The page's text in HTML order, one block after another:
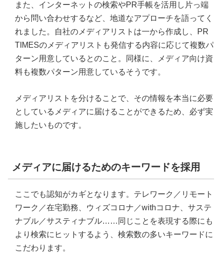
また、インターネットの検索やPR手帳を活用し片っ端
から問い合わせするなど、地道なアプローチを語ってく
れました。自社のメディアリストは一から作成し、PR
TIMESのメディアリストも発信する内容に応じて複数パ
ターン用意しているとのこと。同様に、メディア向け資
料も複数パターン用意しているそうです。
メディアリストを分けることで、その情報を本当に必要
としているメディアに届けることができるため、必ず実
施したいものです。
メディアに届けるためのキーワードを採用
ここでも認知がカギとなります。テレワーク／リモート
ワーク／在宅勤務、ウィズコロナ／withコロナ、サステ
ナブル／サスティナブル……同じことを表現する際にも
より検索にヒットするよう、検索数の多いキーワードに
こだわります。